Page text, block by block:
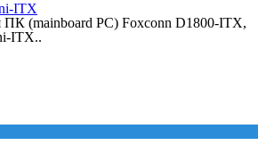
ITX
ПК (mainboard PC) Foxconn D1800-ITX,
ITX..